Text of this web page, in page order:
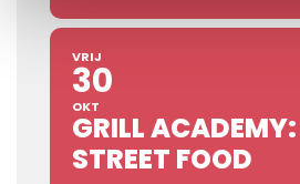
VRIJ
30
OKT
GRILL
STREET FOOD